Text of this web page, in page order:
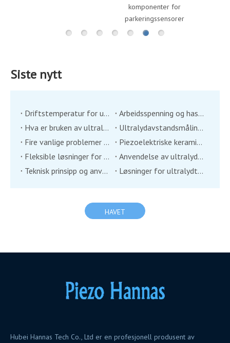
komponenter for
parkeringssensorer
Siste nytt
Driftstemperatur for ultralydtransdusere
Arbeidsspenning og hastighetsmåling av ultralydsvinger
Hva er bruken av ultralyd vindtransdusersensor?
Ultralydavstandsmålingstransduser
Fire vanlige problemer med ultralydtransdusere
Piezoelektriske keramiske transdusere: En ny teknologi innen miljøovervåking?
Fleksible løsninger for ultralydtransdusere
Anvendelse av ultralydsvingere innen industriell automasjon
Teknisk prinsipp og anvendelse av ultrasonisk rekkevidde transduser
Løsninger for ultralydtransdusere i bruk av to store industrier i medisinsk industri
HAVET
Hubei Hannas Tech Co., Ltd er en profesjonell produsent av